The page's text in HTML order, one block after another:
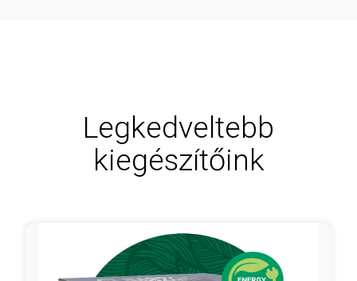
Legkedveltebb
kiegészítőink